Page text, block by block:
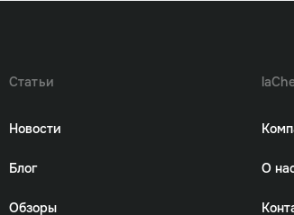
Статьи
Новости
Блог
Обзоры
О